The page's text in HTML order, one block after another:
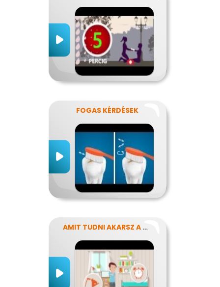
FOGAS KÉRDÉSEK
AMIT TUDNI AKARSZ A NÁTHÁRÓL